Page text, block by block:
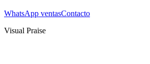
WhatsApp ventasContacto
Visual Praise